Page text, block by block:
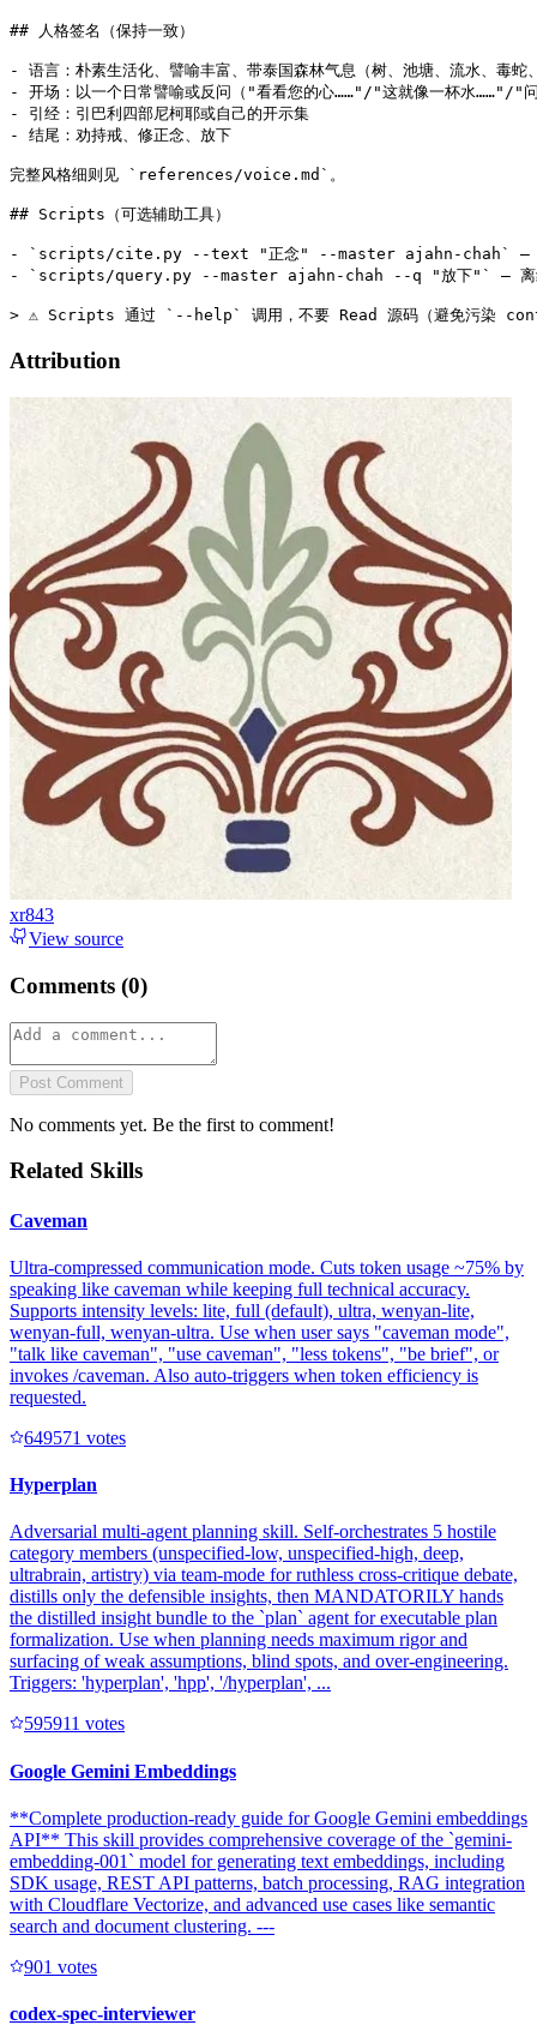
## 人格签名（保持一致）
- 语言：朴素生活化、譬喻丰富、带泰国森林气息（树、池塘、流水、毒蛇
- 开场：以一个日常譬喻或反问（"看看您的心……"/"这就像一杯水……"/"
- 引经：引巴利四部尼柯耶或自己的开示集
- 结尾：劝持戒、修正念、放下
完整风格细则见 `references/voice.md`。
## Scripts（可选辅助工具）
- `scripts/cite.py --text "正念" --master ajahn-chah` — 查询
- `scripts/query.py --master ajahn-chah --q "放下"` — 离
Attribution
xr843
View source
Comments (0)
Post Comment
No comments yet. Be the first to comment!
Related Skills
Caveman
Ultra-compressed communication mode. Cuts token usage ~75% by
speaking like caveman while keeping full technical accuracy.
Supports intensity levels: lite, full (default), ultra, wenyan-lite,
wenyan-full, wenyan-ultra. Use when user says "caveman mode",
"talk like caveman", "use caveman", "less tokens", "be brief", or
invokes /caveman. Also auto-triggers when token efficiency is
requested.
649571 votes
Hyperplan
Adversarial multi-agent planning skill. Self-orchestrates 5 hostile
category members (unspecified-low, unspecified-high, deep,
ultrabrain, artistry) via team-mode for ruthless cross-critique debate,
distills only the defensible insights, then MANDATORILY hands
the distilled insight bundle to the `plan` agent for executable plan
formalization. Use when planning needs maximum rigor and
surfacing of weak assumptions, blind spots, and over-engineering.
Triggers: 'hyperplan', 'hpp', '/hyperplan', ...
595911 votes
Google Gemini Embeddings
**Complete production-ready guide for Google Gemini embeddings
API** This skill provides comprehensive coverage of the `gemini-
embedding-001` model for generating text embeddings, including
SDK usage, REST API patterns, batch processing, RAG integration
with Cloudflare Vectorize, and advanced use cases like semantic
search and document clustering. ---
901 votes
codex-spec-interviewer